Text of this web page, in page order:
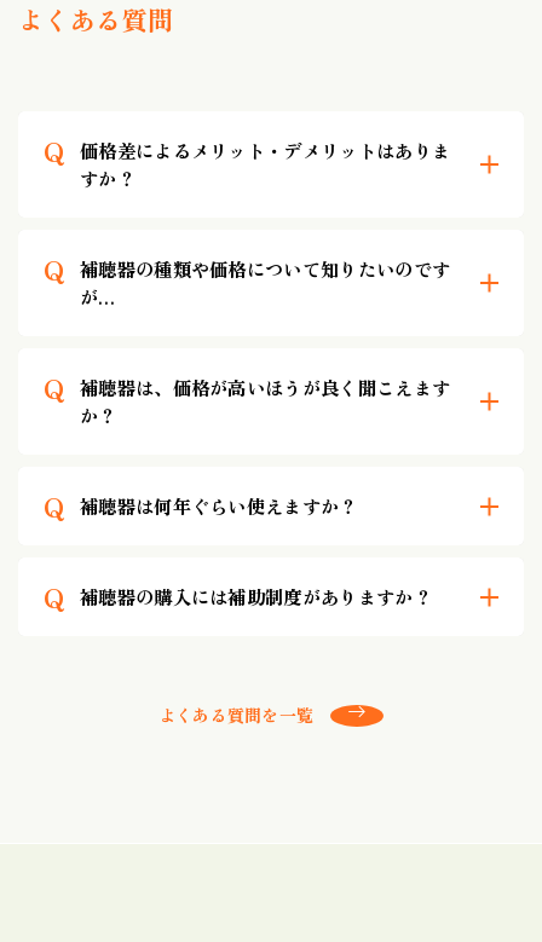
よくある質問
Q
価格差によるメリット・デメリットはありま
すか？
Q
補聴器の種類や価格について知りたいのです
が…
Q
補聴器は、価格が高いほうが良く聞こえます
か？
Q 補聴器は何年ぐらい使えますか？
Q 補聴器の購入には補助制度がありますか？
よくある質問を一覧